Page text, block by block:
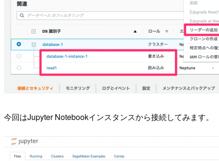
今回はJupyter Notebookインスタンスから接続してみます。